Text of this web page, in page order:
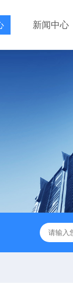
新闻中心
碳硫高速分析仪